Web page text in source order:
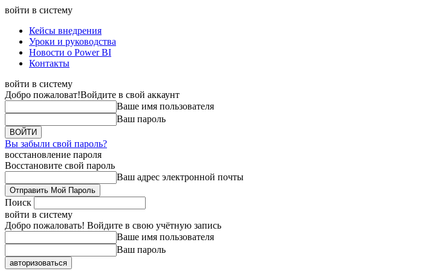
войти в систему
Кейсы внедрения
Уроки и руководства
Новости о Power BI
Контакты
войти в систему
Добро пожаловат!Войдите в свой аккаунт
Ваше имя пользователя
Ваш пароль
Вы забыли свой пароль?
восстановление пароля
Восстановите свой пароль
Ваш адрес электронной почты
Поиск
войти в систему
Добро пожаловать! Войдите в свою учётную запись
Ваше имя пользователя
Ваш пароль